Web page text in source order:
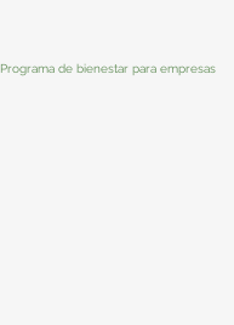
Programa de bienestar para empresas